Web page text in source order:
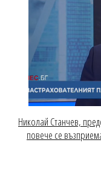
Николай Станчев,
повече се